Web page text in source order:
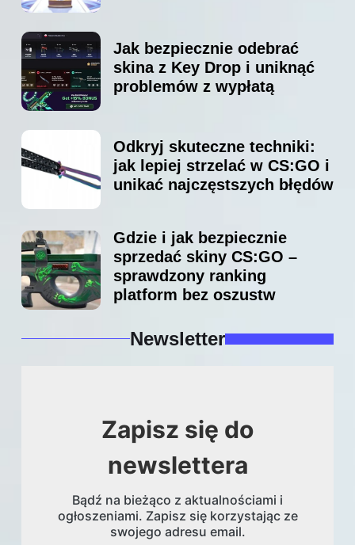
Jak bezpiecznie odebrać
skina z Key Drop i uniknąć
problemów z wypłatą
Odkryj skuteczne techniki:
jak lepiej strzelać w CS:GO i
unikać najczęstszych błędów
Gdzie i jak bezpiecznie
sprzedać skiny CS:GO –
sprawdzony ranking
platform bez oszustw
Newsletter
Zapisz się do
newslettera
Bądź na bieżąco z aktualnościami i
ogłoszeniami. Zapisz się korzystając ze
swojego adresu email.